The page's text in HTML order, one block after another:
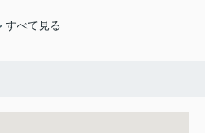
すべて見る